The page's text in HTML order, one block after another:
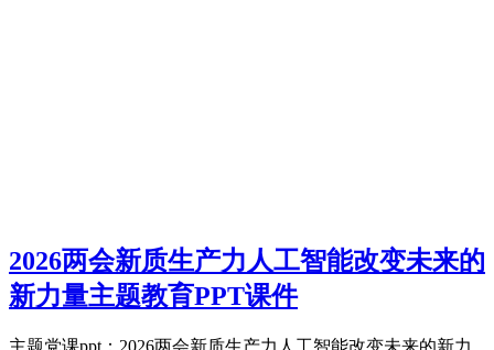
2026两会新质生产力人工智能改变未来的
新力量主题教育PPT课件
主题党课ppt：2026两会新质生产力人工智能改变未来的新力